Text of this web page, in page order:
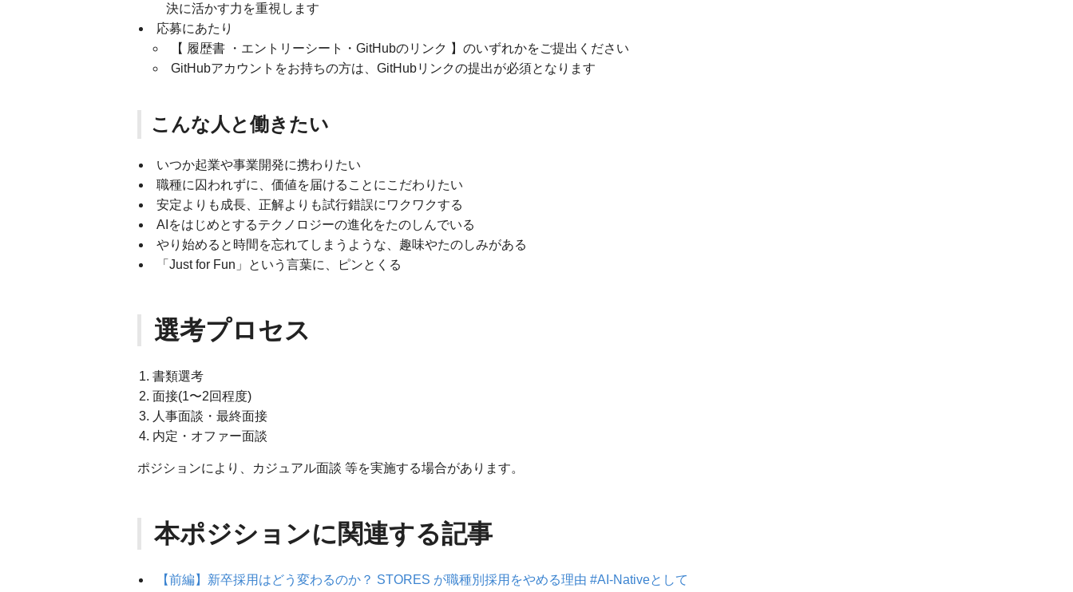
決に活かす力を重視します
応募にあたり
【 履歴書 ・エントリーシート・GitHubのリンク 】のいずれかをご提出ください
GitHubアカウントをお持ちの方は、GitHubリンクの提出が必須となります
こんな人と働きたい
いつか起業や事業開発に携わりたい
職種に囚われずに、価値を届けることにこだわりたい
安定よりも成長、正解よりも試行錯誤にワクワクする
AIをはじめとするテクノロジーの進化をたのしんでいる
やり始めると時間を忘れてしまうような、趣味やたのしみがある
「Just for Fun」という言葉に、ピンとくる
選考プロセス
書類選考
面接(1〜2回程度)
人事面談・最終面接
内定・オファー面談
ポジションにより、カジュアル面談 等を実施する場合があります。
本ポジションに関連する記事
【前編】新卒採用はどう変わるのか？ STORES が職種別採用をやめる理由 #AI-Nativeとして